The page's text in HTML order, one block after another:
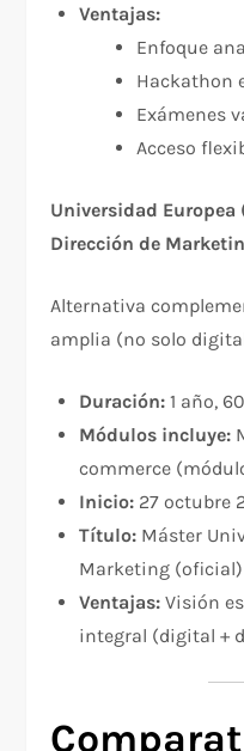
Ventajas:
Enfoque
Hackathon
Exámenes
Acceso
Universidad
Dirección de
Alternativa
amplia (no solo
Duración: 1 año,
Módulos incluye:
commerce
Inicio: 27 octubre
Título: Máster
Marketing (oficial)
Ventajas: Visión
integral (digital +